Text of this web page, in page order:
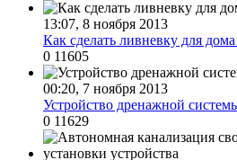
13:07, 8 ноября 2013
Как сделать ливневку для дома
0 11605
00:20, 7 ноября 2013
Устройство дренажной
0 11629